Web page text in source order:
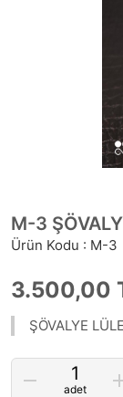
M-3
Ürün Kodu : M-3
3.500,00
ŞÖVALYE
adet